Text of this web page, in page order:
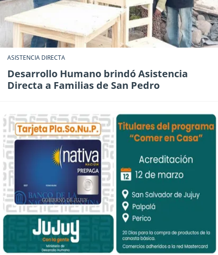
ASISTENCIA DIRECTA
Desarrollo Humano brindó Asistencia
Directa a Familias de San Pedro